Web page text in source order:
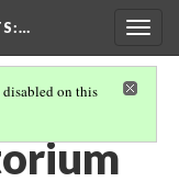
:…
disabled on this